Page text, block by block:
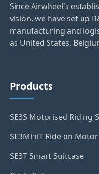
Since Airwheel's
vision, we have set up
manufacturing and
as United States,
Products
SE3S Motorised Riding
SE3MiniT Ride on
SE3T Smart Suitcase